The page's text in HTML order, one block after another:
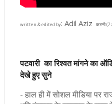
written & edited by: Adil Aziz कटनी (7
पटवारी का रिश्वत मांगने का
देखे हुए सुने
- हाल ही में सोशल मीडिया पर